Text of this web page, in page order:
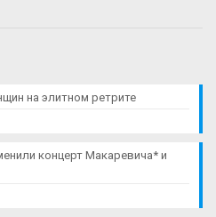
на элитном ретрите
концерт Макаревича* и